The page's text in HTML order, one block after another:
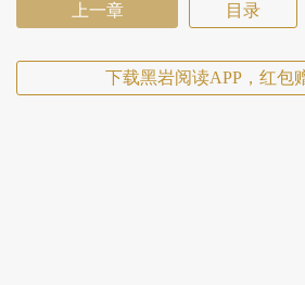
上一章 目录
下载黑岩阅读APP，红包